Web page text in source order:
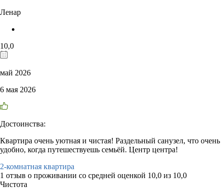
Ленар
10,0
май 2026
6 мая 2026
Достоинства:
Квартира очень уютная и чистая! Раздельный санузел, что очень
удобно, когда путешествуешь семьёй. Центр центра!
2-комнатная квартира
1 отзыв о проживании со средней оценкой 10,0 из 10,0
Чистота